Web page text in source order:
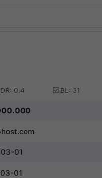
DR: 0.4 BL: 31
01
01